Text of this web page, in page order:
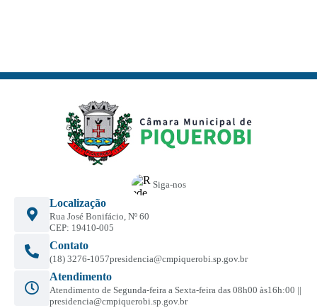
Siga-nos
Localização
Rua José Bonifácio, Nº 60
CEP: 19410-005
Contato
(18) 3276-1057presidencia@cmpiquerobi.sp.gov.br
Atendimento
Atendimento de Segunda-feira a Sexta-feira das 08h00 às16h:00 ||
presidencia@cmpiquerobi.sp.gov.br